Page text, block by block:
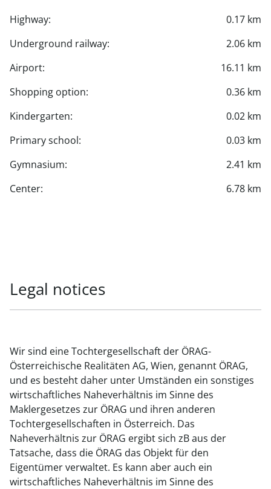
Highway:
0.17 km
Underground railway:
2.06 km
Airport:
16.11 km
Shopping option:
0.36 km
Kindergarten:
0.02 km
Primary school:
0.03 km
Gymnasium:
2.41 km
Center:
6.78 km
Legal notices
Wir sind eine Tochtergesellschaft der ÖRAG-
Österreichische Realitäten AG, Wien, genannt ÖRAG,
und es besteht daher unter Umständen ein sonstiges
wirtschaftliches Naheverhältnis im Sinne des
Maklergesetzes zur ÖRAG und ihren anderen
Tochtergesellschaften in Österreich. Das
Naheverhältnis zur ÖRAG ergibt sich zB aus der
Tatsache, dass die ÖRAG das Objekt für den
Eigentümer verwaltet. Es kann aber auch ein
wirtschaftliches Naheverhältnis im Sinne des